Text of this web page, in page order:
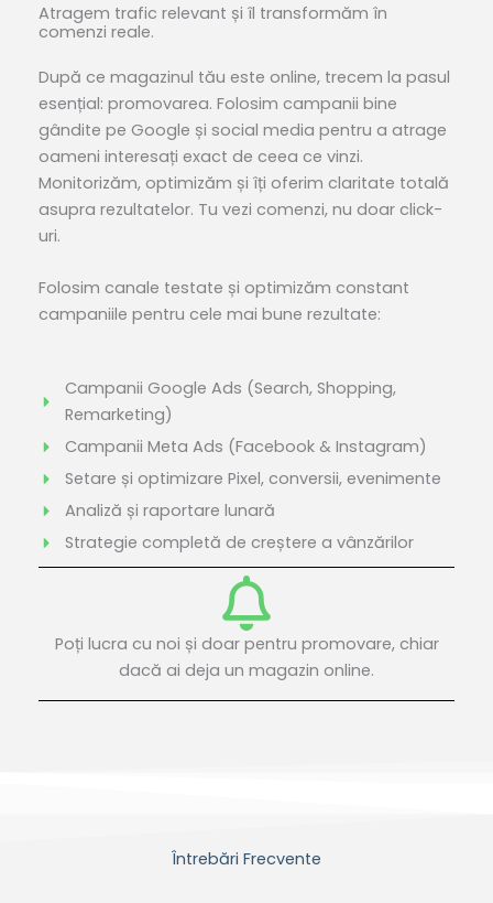
Atragem trafic relevant și îl transformăm în
comenzi reale.
După ce magazinul tău este online, trecem la pasul
esențial: promovarea. Folosim campanii bine
gândite pe Google și social media pentru a atrage
oameni interesați exact de ceea ce vinzi.
Monitorizăm, optimizăm și îți oferim claritate totală
asupra rezultatelor. Tu vezi comenzi, nu doar click-
uri.
Folosim canale testate și optimizăm constant
campaniile pentru cele mai bune rezultate:
Campanii Google Ads (Search, Shopping,
Remarketing)
Campanii Meta Ads (Facebook & Instagram)
Setare și optimizare Pixel, conversii, evenimente
Analiză și raportare lunară
Strategie completă de creștere a vânzărilor
Poți lucra cu noi și doar pentru promovare, chiar
dacă ai deja un magazin online.
Întrebări Frecvente